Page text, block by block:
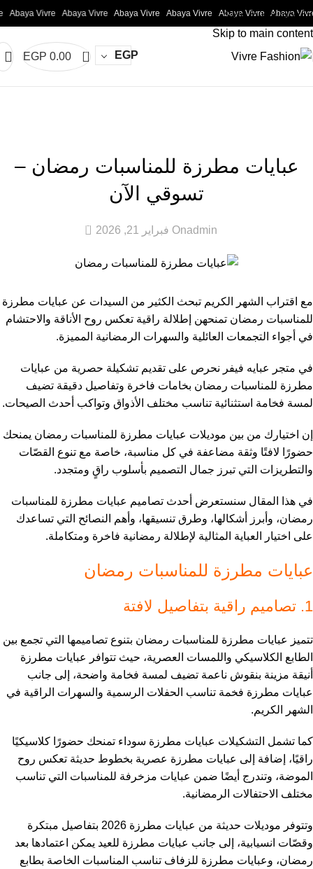
Skip to navigation
Skip to main content
Abaya Vivre Abaya Vivre Abaya Vivre Abaya Vivre Abaya Vivre Abaya Vivre
EGP
0
EGP 0.00
عبايات مطرزة للمناسبات رمضان –
تسوقي الآن
adminOn فبراير 21, 2026 0
مع اقتراب الشهر الكريم تبحث الكثير من السيدات عن عبايات مطرزة
للمناسبات رمضان تمنحهن إطلالة راقية تعكس روح الأناقة والاحتشام
في أجواء التجمعات العائلية والسهرات الرمضانية المميزة.
في متجر عبايه فيفر نحرص على تقديم تشكيلة حصرية من عبايات
مطرزة للمناسبات رمضان بخامات فاخرة وتفاصيل دقيقة تضيف
لمسة فخامة استثنائية تناسب مختلف الأذواق وتواكب أحدث الصيحات.
إن اختيارك من بين موديلات عبايات مطرزة للمناسبات رمضان يمنحك
حضورًا لافتًا وثقة مضاعفة في كل مناسبة، خاصة مع تنوع القصّات
والتطريزات التي تبرز جمال التصميم بأسلوب راقٍ ومتجدد.
في هذا المقال سنستعرض أحدث تصاميم عبايات مطرزة للمناسبات
رمضان، وأبرز أشكالها، وطرق تنسيقها، وأهم النصائح التي تساعدك
على اختيار العباية المثالية لإطلالة رمضانية فاخرة ومتكاملة.
عبايات مطرزة للمناسبات رمضان
1. تصاميم راقية بتفاصيل لافتة
تتميز عبايات مطرزة للمناسبات رمضان بتنوع تصاميمها التي تجمع بين
الطابع الكلاسيكي واللمسات العصرية، حيث تتوافر عبايات مطرزة
أنيقة مزينة بنقوش ناعمة تضيف لمسة فخامة واضحة، إلى جانب
عبايات مطرزة فخمة تناسب الحفلات الرسمية والسهرات الراقية في
الشهر الكريم.
كما تشمل التشكيلات عبايات مطرزة سوداء تمنحك حضورًا كلاسيكيًا
راقيًا، إضافة إلى عبايات مطرزة عصرية بخطوط حديثة تعكس روح
الموضة، وتندرج أيضًا ضمن عبايات مزخرفة للمناسبات التي تناسب
مختلف الاحتفالات الرمضانية.
وتتوفر موديلات حديثة من عبايات مطرزة 2026 بتفاصيل مبتكرة
وقصّات انسيابية، إلى جانب عبايات مطرزة للعيد يمكن اعتمادها بعد
رمضان، وعبايات مطرزة للزفاف تناسب المناسبات الخاصة بطابع